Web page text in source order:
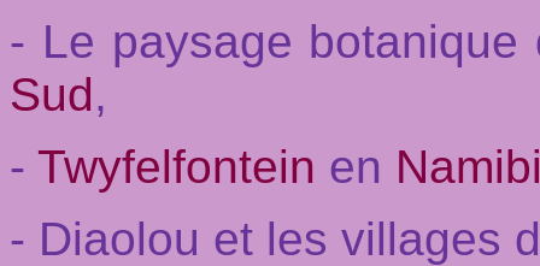
- Le paysage
Sud,
- Twyfelfontein en
- Diaolou et les villages